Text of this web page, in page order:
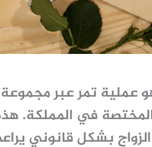
عملية تمر عبر
في المملكة.
بشكل قانوني